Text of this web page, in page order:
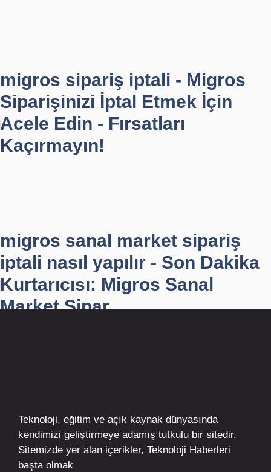
migros sipariş iptali - Migros
Siparişinizi İptal Etmek İçin
Acele Edin - Fırsatları
Kaçırmayın!
migros sanal market sipariş
iptali nasıl yapılır - Son Dakika
Kurtarıcısı: Migros Sanal
Market Sipar...
Teknoloji, eğitim ve açık kaynak dünyasında
kendimizi geliştirmeye adamış tutkulu bir sitedir.
Sitemizde yer alan içerikler, Teknoloji Haberleri
başta olmak